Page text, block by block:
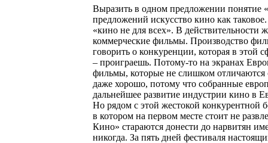
Выразить в одном предложении понятие
предложений искусство кино как
«кино не для всех». В действительности
коммерческие фильмы. Производство
говорить о конкуренции, которая в этой
– проиграешь. Потому-то на экранах
фильмы, которые не слишком отличаются
даже хорошо, потому что собранные
дальнейшее развитие индустрии кино в
Но рядом с этой жестокой конкурентной
в котором на первом месте стоит не
Кино» стараются донести до нарвитян
никогда. За пять дней фестиваля